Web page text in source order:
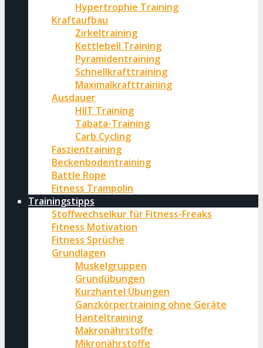
Hypertrophie Training
Kraftaufbau
Zirkeltraining
Kettlebell Training
Pyramidentraining
Schnellkrafttraining
Maximalkrafttraining
Ausdauer
HIIT Training
Tabata-Training
Carb Cycling
Faszientraining
Beckenbodentraining
Battle Rope
Fitness Trampolin
Trainingstipps
Stoffwechselkur für Fitness-Freaks
Fitness Motivation
Fitness Sprüche
Grundlagen
Muskelgruppen
Grundübungen
Kurzhantel Übungen
Ganzkörpertraining ohne Geräte
Hanteltraining
Makronährstoffe
Mikronährstoffe